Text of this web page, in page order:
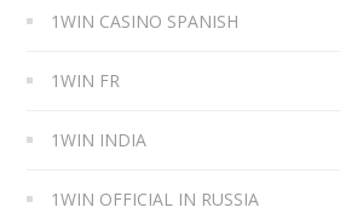
1WIN CASINO SPANISH
1WIN FR
1WIN INDIA
1WIN OFFICIAL IN RUSSIA